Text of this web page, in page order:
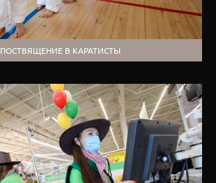
ПОСТВЯЩЕНИЕ В КАРАТИСТЫ